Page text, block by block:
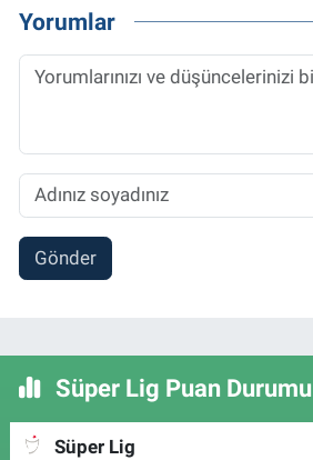
Yorumlar
Gönder
Süper Lig Puan Durumu
Süper Lig